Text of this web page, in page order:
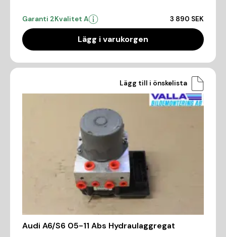
Garanti 2Kvalitet A 3 890 SEK
Lägg i varukorgen
Lägg till i önskelista
Audi A6/S6 05-11 Abs Hydraulaggregat